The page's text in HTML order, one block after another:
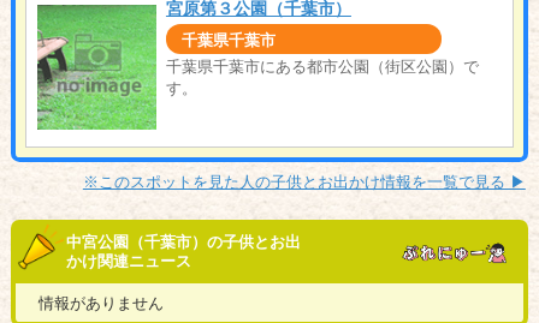
宮原第３公園（千葉市）
千葉県千葉市
千葉県千葉市にある都市公園（街区公園）で
す。
※このスポットを見た人の子供とお出かけ情報を一覧で見る ▶︎
中宮公園（千葉市）の子供とお出
かけ関連ニュース
情報がありません